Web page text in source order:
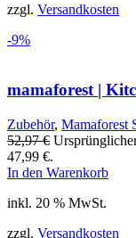
zzgl. Versandkosten
-9%
mamaforest |
Zubehör, Mamaforest
52,97€
47,99 €.
In den Warenkorb
inkl. 20 % MwSt.
zzgl. Versandkosten